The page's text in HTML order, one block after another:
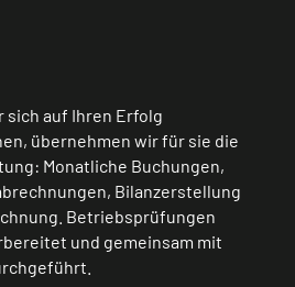
sich auf Ihren Erfolg
übernehmen wir für sie die
Monatliche Buchungen,
Bilanzerstellung
Betriebsprüfungen
und gemeinsam mit